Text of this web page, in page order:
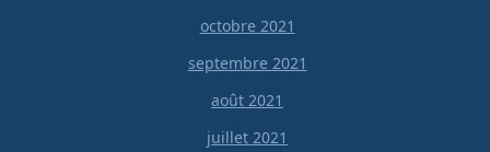
octobre 2021
septembre 2021
août 2021
juillet 2021